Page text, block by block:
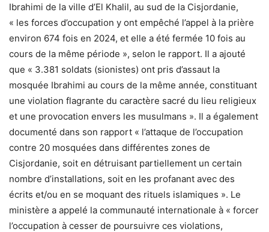
Ibrahimi de la ville d’El Khalil, au sud de la Cisjordanie,
« les forces d’occupation y ont empêché l’appel à la prière
environ 674 fois en 2024, et elle a été fermée 10 fois au
cours de la même période », selon le rapport. Il a ajouté
que « 3.381 soldats (sionistes) ont pris d’assaut la
mosquée Ibrahimi au cours de la même année, constituant
une violation flagrante du caractère sacré du lieu religieux
et une provocation envers les musulmans ». Il a également
documenté dans son rapport « l’attaque de l’occupation
contre 20 mosquées dans différentes zones de
Cisjordanie, soit en détruisant partiellement un certain
nombre d’installations, soit en les profanant avec des
écrits et/ou en se moquant des rituels islamiques ». Le
ministère a appelé la communauté internationale à « forcer
l’occupation à cesser de poursuivre ces violations,